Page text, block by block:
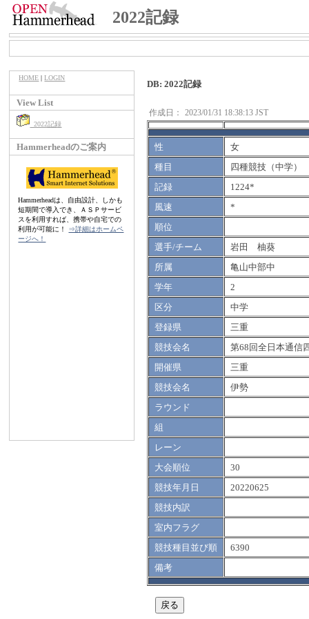
2022記録
HOME |LOGIN
View List
2022記録
Hammerheadのご案内
Hammerheadは、自由設計、しかも
短期間で導入でき、ＡＳＰサービ
スを利用すれば、携帯や自宅での
利用が可能に！ ⇒詳細はホームペ
ージへ！
DB: 2022記録
作成日： 2023/01/31 18:38:13 JST
性
女
種目
四種競技（中学）
記録
1224*
風速
*
順位
選手/チーム
岩田 柚葵
所属
亀山中部中
学年
2
区分
中学
登録県
三重
競技会名
第68回全日本通信
開催県
三重
競技会名
伊勢
ラウンド
組
レーン
大会順位
30
競技年月日
20220625
競技内訳
室内フラグ
競技種目並び順
6390
備考